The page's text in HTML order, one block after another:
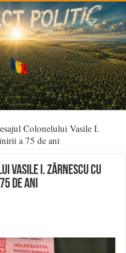
Colonelului Vasile I.
a 75 de ani
Vasile I. Zărnescu cu
de ani